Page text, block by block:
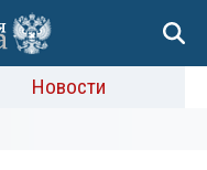
Новости